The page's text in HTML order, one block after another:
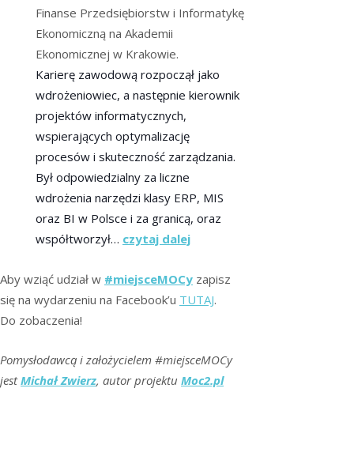
Finanse Przedsiębiorstw i Informatykę
Ekonomiczną na Akademii
Ekonomicznej w Krakowie.
Karierę zawodową rozpoczął jako
wdrożeniowiec, a następnie kierownik
projektów informatycznych,
wspierających optymalizację
procesów i skuteczność zarządzania.
Był odpowiedzialny za liczne
wdrożenia narzędzi klasy ERP, MIS
oraz BI w Polsce i za granicą, oraz
współtworzył… czytaj dalej
Aby wziąć udział w #miejsceMOCy zapisz
się na wydarzeniu na Facebook’u TUTAJ.
Do zobaczenia!
Pomysłodawcą i założycielem #miejsceMOCy
jestMichał Zwierz, autor projektu Moc2.pl